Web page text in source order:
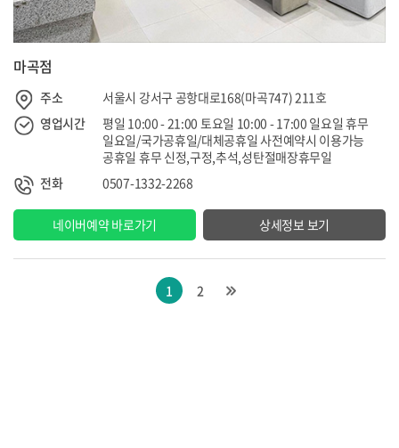
마곡점
주소
서울시 강서구 공항대로168(마곡747) 211호
영업시간
평일 10:00 - 21:00 토요일 10:00 - 17:00 일요일 휴무
일요일/국가공휴일/대체공휴일 사전예약시 이용가능
공휴일 휴무 신정,구정,추석,성탄절매장휴무일
전화
0507-1332-2268
네이버예약 바로가기 상세정보 보기
1 2